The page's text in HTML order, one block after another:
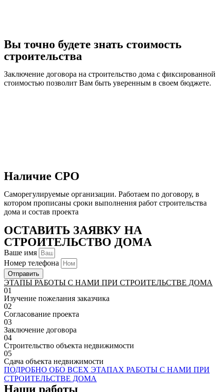
Вы точно будете знать стоимость
строительства
Заключение договора на строительство дома с фиксированной
стоимостью позволит Вам быть уверенным в своем бюджете.
Наличие СРО
Саморегулируемые организации. Работаем по договору, в
котором прописаны сроки выполнения работ строительства
дома и состав проекта
ОСТАВИТЬ ЗАЯВКУ НА
СТРОИТЕЛЬСТВО ДОМА
Ваше имя
Номер телефона
Отправить
ЭТАПЫ РАБОТЫ С НАМИ ПРИ СТРОИТЕЛЬСТВЕ ДОМА
01
Изучение пожелания заказчика
02
Согласование проекта
03
Заключение договора
04
Строительство объекта недвижимости
05
Сдача объекта недвижимости
ПОДРОБНО ОБО ВСЕХ ЭТАПАХ РАБОТЫ С НАМИ ПРИ
СТРОИТЕЛЬСТВЕ ДОМА
Наши работы